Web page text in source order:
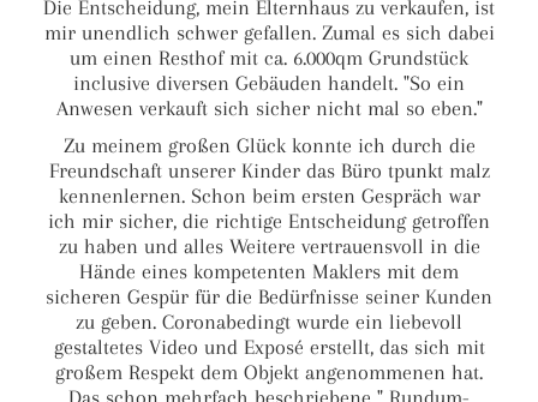
Die Entscheidung, mein Elternhaus zu verkaufen, ist
mir unendlich schwer gefallen. Zumal es sich dabei
um einen Resthof mit ca. 6.000qm Grundstück
inclusive diversen Gebäuden handelt. "So ein
Anwesen verkauft sich sicher nicht mal so eben."
Zu meinem großen Glück konnte ich durch die
Freundschaft unserer Kinder das Büro tpunkt malz
kennenlernen. Schon beim ersten Gespräch war
ich mir sicher, die richtige Entscheidung getroffen
zu haben und alles Weitere vertrauensvoll in die
Hände eines kompetenten Maklers mit dem
sicheren Gespür für die Bedürfnisse seiner Kunden
zu geben. Coronabedingt wurde ein liebevoll
gestaltetes Video und Exposé erstellt, das sich mit
großem Respekt dem Objekt angenommenen hat.